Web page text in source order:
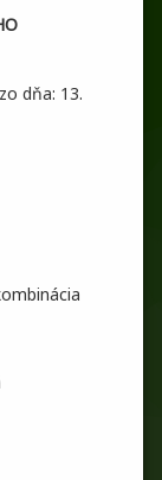
dňa: 13.